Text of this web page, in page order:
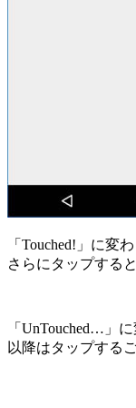
「Touched!」に変
さらにタップする
「UnTouched…」
以降はタップする